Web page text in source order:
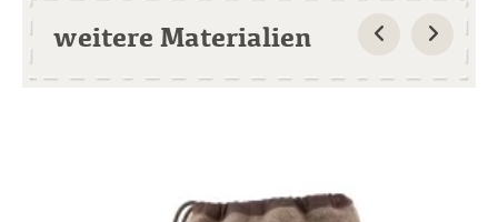
weitere Materialien